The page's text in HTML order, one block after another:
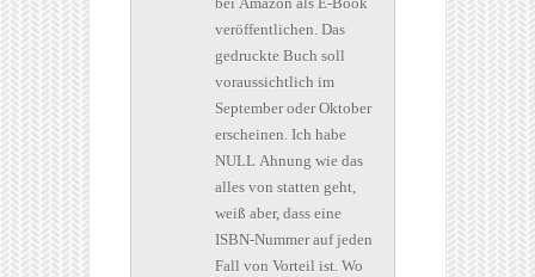
veröffentlichen. Das
gedruckte Buch soll
voraussichtlich im
September oder Oktober
erscheinen. Ich habe
NULL Ahnung wie das
alles von statten geht,
weiß aber, dass eine
ISBN-Nummer auf jeden
Fall von Vorteil ist. Wo